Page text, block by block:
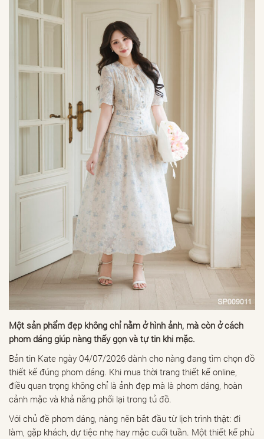
Một sản phẩm đẹp không chỉ nằm ở hình ảnh, mà còn ở cách
phom dáng giúp nàng thấy gọn và tự tin khi mặc.
Bản tin Kate ngày 04/07/2026 dành cho nàng đang tìm chọn đồ
thiết kế đúng phom dáng. Khi mua thời trang thiết kế online,
điều quan trọng không chỉ là ảnh đẹp mà là phom dáng, hoàn
cảnh mặc và khả năng phối lại trong tủ đồ.
Với chủ đề phom dáng, nàng nên bắt đầu từ lịch trình thật: đi
làm, gặp khách, dự tiệc nhẹ hay mặc cuối tuần. Một thiết kế phù